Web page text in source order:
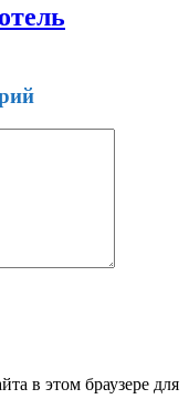
в этом браузере для